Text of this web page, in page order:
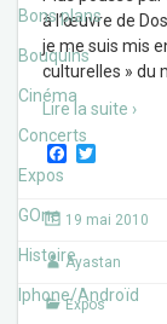
Bons plans
Bouquins
Cinéma
Concerts
Expos
GOne
Histoire
Iphone/Androïd
à l’œuvre de
je me suis mis
culturelles » du
Lire la suite ›
F
e
b
o
o
k
t
r
19 mai 2010
Ayastan
Expos